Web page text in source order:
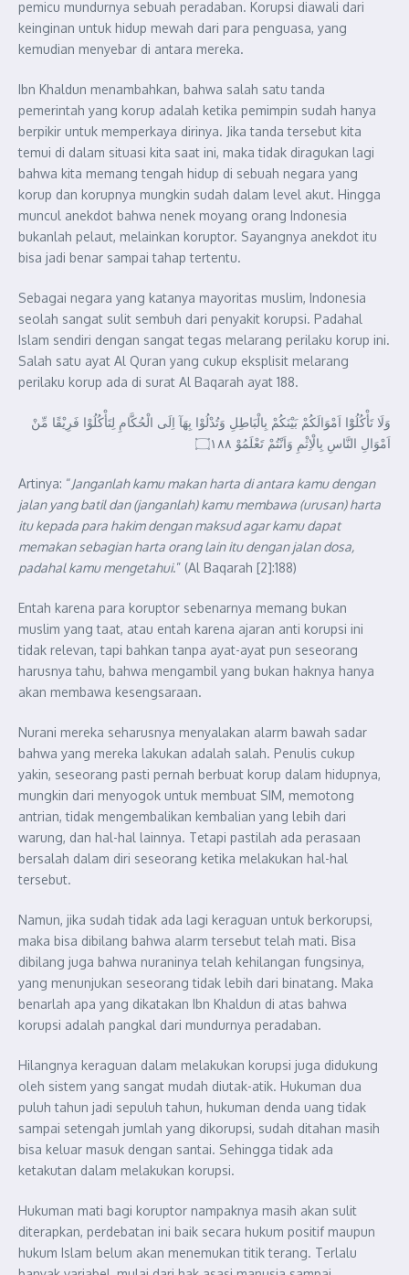
pemicu mundurnya sebuah peradaban. Korupsi diawali dari
keinginan untuk hidup mewah dari para penguasa, yang
kemudian menyebar di antara mereka.
Ibn Khaldun menambahkan, bahwa salah satu tanda
pemerintah yang korup adalah ketika pemimpin sudah hanya
berpikir untuk memperkaya dirinya. Jika tanda tersebut kita
temui di dalam situasi kita saat ini, maka tidak diragukan lagi
bahwa kita memang tengah hidup di sebuah negara yang
korup dan korupnya mungkin sudah dalam level akut. Hingga
muncul anekdot bahwa nenek moyang orang Indonesia
bukanlah pelaut, melainkan koruptor. Sayangnya anekdot itu
bisa jadi benar sampai tahap tertentu.
Sebagai negara yang katanya mayoritas muslim, Indonesia
seolah sangat sulit sembuh dari penyakit korupsi. Padahal
Islam sendiri dengan sangat tegas melarang perilaku korup ini.
Salah satu ayat Al Quran yang cukup eksplisit melarang
perilaku korup ada di surat Al Baqarah ayat 188.
وَلَا تَأْكُلُوْٓا اَمْوَالَكُمْ بَيْنَكُمْ بِالْبَاطِلِ وَتُدْلُوْا بِهَآ اِلَى الْحُكَّامِ لِتَأْكُلُوْا فَرِيْقًا مِّنْ
اَمْوَالِ النَّاسِ بِالْاِثْمِ وَاَنْتُمْ تَعْلَمُوْ ۝١٨٨
Artinya: “Janganlah kamu makan harta di antara kamu dengan
jalan yang batil dan (janganlah) kamu membawa (urusan) harta
itu kepada para hakim dengan maksud agar kamu dapat
memakan sebagian harta orang lain itu dengan jalan dosa,
padahal kamu mengetahui.” (Al Baqarah [2]:188)
Entah karena para koruptor sebenarnya memang bukan
muslim yang taat, atau entah karena ajaran anti korupsi ini
tidak relevan, tapi bahkan tanpa ayat-ayat pun seseorang
harusnya tahu, bahwa mengambil yang bukan haknya hanya
akan membawa kesengsaraan.
Nurani mereka seharusnya menyalakan alarm bawah sadar
bahwa yang mereka lakukan adalah salah. Penulis cukup
yakin, seseorang pasti pernah berbuat korup dalam hidupnya,
mungkin dari menyogok untuk membuat SIM, memotong
antrian, tidak mengembalikan kembalian yang lebih dari
warung, dan hal-hal lainnya. Tetapi pastilah ada perasaan
bersalah dalam diri seseorang ketika melakukan hal-hal
tersebut.
Namun, jika sudah tidak ada lagi keraguan untuk berkorupsi,
maka bisa dibilang bahwa alarm tersebut telah mati. Bisa
dibilang juga bahwa nuraninya telah kehilangan fungsinya,
yang menunjukan seseorang tidak lebih dari binatang. Maka
benarlah apa yang dikatakan Ibn Khaldun di atas bahwa
korupsi adalah pangkal dari mundurnya peradaban.
Hilangnya keraguan dalam melakukan korupsi juga didukung
oleh sistem yang sangat mudah diutak-atik. Hukuman dua
puluh tahun jadi sepuluh tahun, hukuman denda uang tidak
sampai setengah jumlah yang dikorupsi, sudah ditahan masih
bisa keluar masuk dengan santai. Sehingga tidak ada
ketakutan dalam melakukan korupsi.
Hukuman mati bagi koruptor nampaknya masih akan sulit
diterapkan, perdebatan ini baik secara hukum positif maupun
hukum Islam belum akan menemukan titik terang. Terlalu